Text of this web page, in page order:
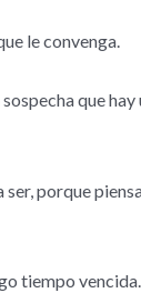
le convenga.
que hay
porque
tiempo vencida.